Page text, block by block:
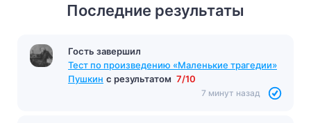
Последние результаты
Гость завершил
Тест по произведению «Маленькие трагедии»
Пушкин с результатом 7/10
7 минут назад